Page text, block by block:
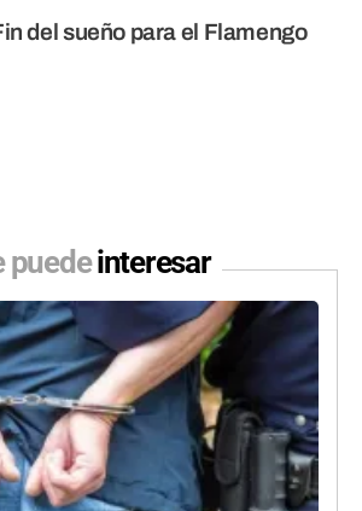
del sueño para el Flamengo
puedeinteresar